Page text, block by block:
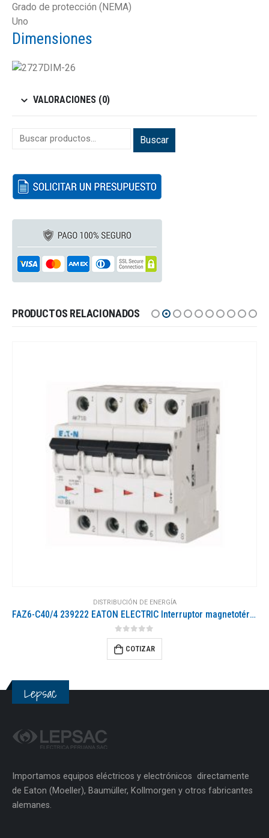
Grado de protección (NEMA)
Uno
Dimensiones
VALORACIONES (0)
Buscar
PRODUCTOS RELACIONADOS
DISTRIBUCIÓN DE ENERGÍA
FAZ6-C40/4 239222 EATON ELECTRIC Interruptor magnetotérmico FAZ6, Curva C
0out of 5
COTIZAR
Lepsac
Importamos equipos eléctricos y electrónicos directamente
de Eaton (Moeller), Baumüller, Kollmorgen y otros fabricantes
alemanes.